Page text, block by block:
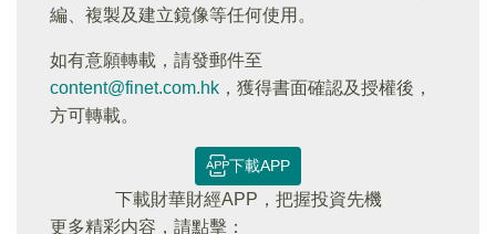
編、複製及建立鏡像等任何使用。
如有意願轉載，請發郵件至
content@finet.com.hk ，獲得書面確認及授權後，
方可轉載。
下載APP
下載財華財經APP，把握投資先機
更多精彩内容，請點擊：